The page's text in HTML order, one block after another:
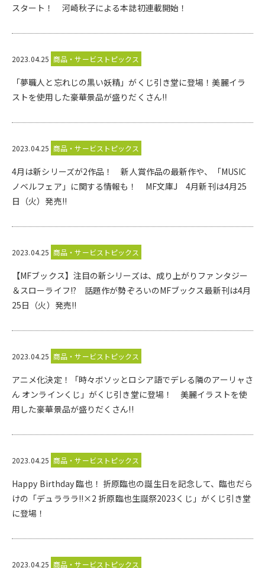
スタート！ 河崎秋子による本誌初連載開始！
2023.04.25 商品・サービストピックス
「夢職人と忘れじの黒い妖精」がくじ引き堂に登場！美麗イラ
ストを使用した豪華景品が盛りだくさん!!
2023.04.25 商品・サービストピックス
4月は新シリーズが2作品！ 新人賞作品の最新作や、「MUSIC
ノベルフェア」に関する情報も！ MF文庫J 4月新刊は4月25
日（火）発売!!
2023.04.25 商品・サービストピックス
【MFブックス】注目の新シリーズは、成り上がりファンタジー
＆スローライフ!? 話題作が勢ぞろいのMFブックス最新刊は4月
25日（火）発売!!
2023.04.25 商品・サービストピックス
アニメ化決定！「時々ボソッとロシア語でデレる隣のアーリャさ
ん オンラインくじ」がくじ引き堂に登場！ 美麗イラストを使
用した豪華景品が盛りだくさん!!
2023.04.25 商品・サービストピックス
Happy Birthday 臨也！ 折原臨也の誕生日を記念して、臨也だら
けの「デュラララ!!×2 折原臨也生誕祭2023くじ」がくじ引き堂
に登場！
2023.04.25 商品・サービストピックス